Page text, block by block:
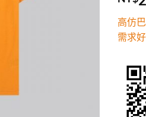
5，
分
高仿
需求